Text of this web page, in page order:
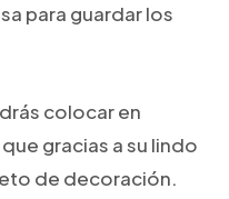
para guardar los
colocar en
gracias a su lindo
de decoración.